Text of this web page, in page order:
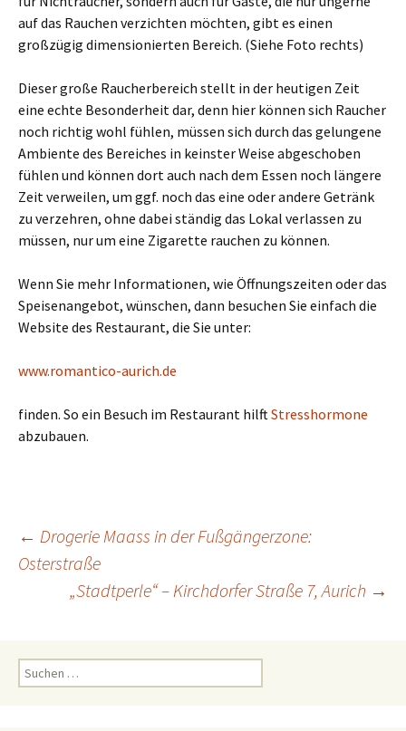
auf das Rauchen verzichten möchten, gibt es einen
großzügig dimensionierten Bereich. (Siehe Foto rechts)
Dieser große Raucherbereich stellt in der heutigen Zeit
eine echte Besonderheit dar, denn hier können sich Raucher
noch richtig wohl fühlen, müssen sich durch das gelungene
Ambiente des Bereiches in keinster Weise abgeschoben
fühlen und können dort auch nach dem Essen noch längere
Zeit verweilen, um ggf. noch das eine oder andere Getränk
zu verzehren, ohne dabei ständig das Lokal verlassen zu
müssen, nur um eine Zigarette rauchen zu können.
Wenn Sie mehr Informationen, wie Öffnungszeiten oder das
Speisenangebot, wünschen, dann besuchen Sie einfach die
Website des Restaurant, die Sie unter:
www.romantico-aurich.de
finden. So ein Besuch im Restaurant hilftStresshormone
abzubauen.
Beitrags-
Navigation
← Drogerie Maass in der Fußgängerzone:
Osterstraße
„Stadtperle“ – Kirchdorfer Straße 7, Aurich →
Suchen
nach: